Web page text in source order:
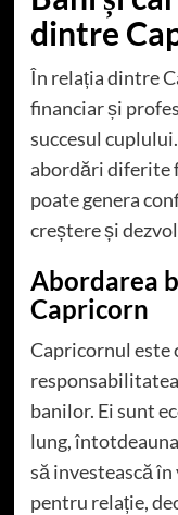
dintre
În relația dintre
financiar și
succesul
abordări diferite
poate genera
creștere și
Abordarea
Capricorn
Capricornul este
banilor. Ei sunt
lung,
să investească
pentru relație,